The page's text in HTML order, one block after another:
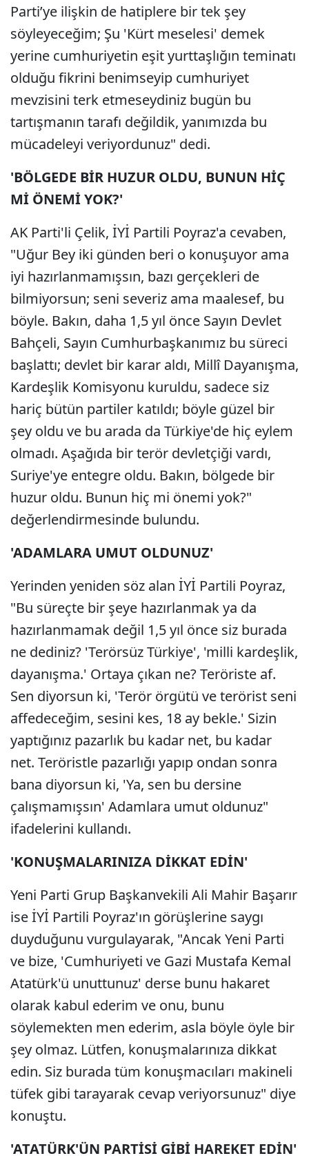
Parti’ye ilişkin de hatiplere bir tek şey
söyleyeceğim; Şu 'Kürt meselesi' demek
yerine cumhuriyetin eşit yurttaşlığın teminatı
olduğu fikrini benimseyip cumhuriyet
mevzisini terk etmeseydiniz bugün bu
tartışmanın tarafı değildik, yanımızda bu
mücadeleyi veriyordunuz" dedi.
'BÖLGEDE BİR HUZUR OLDU, BUNUN HİÇ
Mİ ÖNEMİ YOK?'
AK Parti'li Çelik, İYİ Partili Poyraz'a cevaben,
"Uğur Bey iki günden beri o konuşuyor ama
iyi hazırlanmamışsın, bazı gerçekleri de
bilmiyorsun; seni severiz ama maalesef, bu
böyle. Bakın, daha 1,5 yıl önce Sayın Devlet
Bahçeli, Sayın Cumhurbaşkanımız bu süreci
başlattı; devlet bir karar aldı, Millî Dayanışma,
Kardeşlik Komisyonu kuruldu, sadece siz
hariç bütün partiler katıldı; böyle güzel bir
şey oldu ve bu arada da Türkiye'de hiç eylem
olmadı. Aşağıda bir terör devletçiği vardı,
Suriye'ye entegre oldu. Bakın, bölgede bir
huzur oldu. Bunun hiç mi önemi yok?"
değerlendirmesinde bulundu.
'ADAMLARA UMUT OLDUNUZ'
Yerinden yeniden söz alan İYİ Partili Poyraz,
"Bu süreçte bir şeye hazırlanmak ya da
hazırlanmamak değil 1,5 yıl önce siz burada
ne dediniz? 'Terörsüz Türkiye', 'milli kardeşlik,
dayanışma.' Ortaya çıkan ne? Teröriste af.
Sen diyorsun ki, 'Terör örgütü ve terörist seni
affedeceğim, sesini kes, 18 ay bekle.' Sizin
yaptığınız pazarlık bu kadar net, bu kadar
net. Teröristle pazarlığı yapıp ondan sonra
bana diyorsun ki, 'Ya, sen bu dersine
çalışmamışsın' Adamlara umut oldunuz"
ifadelerini kullandı.
'KONUŞMALARINIZA DİKKAT EDİN'
Yeni Parti Grup Başkanvekili Ali Mahir Başarır
ise İYİ Partili Poyraz'ın görüşlerine saygı
duyduğunu vurgulayarak, "Ancak Yeni Parti
ve bize, 'Cumhuriyeti ve Gazi Mustafa Kemal
Atatürk'ü unuttunuz' derse bunu hakaret
olarak kabul ederim ve onu, bunu
söylemekten men ederim, asla böyle öyle bir
şey olmaz. Lütfen, konuşmalarınıza dikkat
edin. Siz burada tüm konuşmacıları makineli
tüfek gibi tarayarak cevap veriyorsunuz" diye
konuştu.
'ATATÜRK'ÜN PARTİSİ GİBİ HAREKET EDİN'